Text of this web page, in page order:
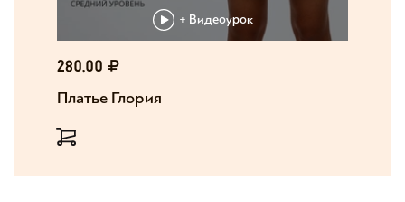
+ Видеоурок
280,00
Платье Глория